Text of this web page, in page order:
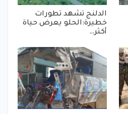
الدلنج تشهد تطورات
خطيرة:الحلو يعرض حياة
أكثر…